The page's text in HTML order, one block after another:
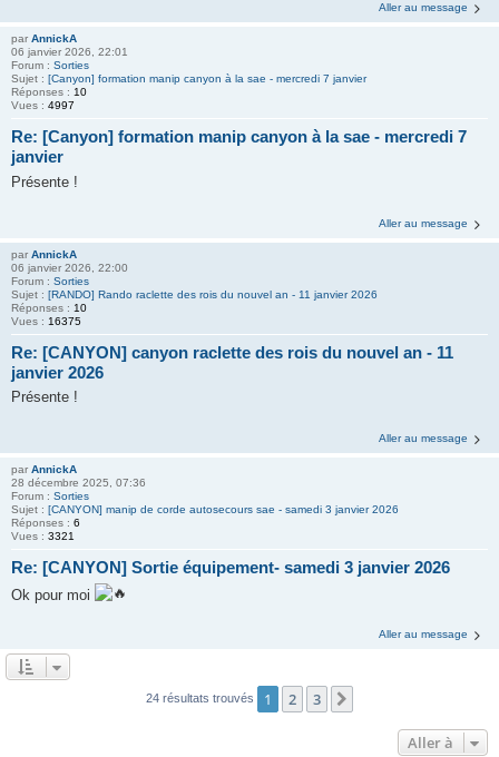
Aller au message
par AnnickA
06 janvier 2026, 22:01
Forum : Sorties
Sujet : [Canyon] formation manip canyon à la sae - mercredi 7 janvier
Réponses : 10
Vues : 4997
Re: [Canyon] formation manip canyon à la sae - mercredi 7
janvier
Présente !
Aller au message
par AnnickA
06 janvier 2026, 22:00
Forum : Sorties
Sujet : [RANDO] Rando raclette des rois du nouvel an - 11 janvier 2026
Réponses : 10
Vues : 16375
Re: [CANYON] canyon raclette des rois du nouvel an - 11
janvier 2026
Présente !
Aller au message
par AnnickA
28 décembre 2025, 07:36
Forum : Sorties
Sujet : [CANYON] manip de corde autosecours sae - samedi 3 janvier 2026
Réponses : 6
Vues : 3321
Re: [CANYON] Sortie équipement- samedi 3 janvier 2026
Ok pour moi
Aller au message
24 résultats trouvés 1 2 3
Aller à